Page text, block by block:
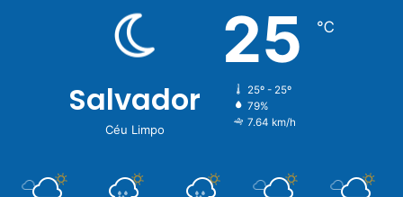
Salvador
Céu Limpo
25 ℃
25º - 25º
79%
7.64 km/h